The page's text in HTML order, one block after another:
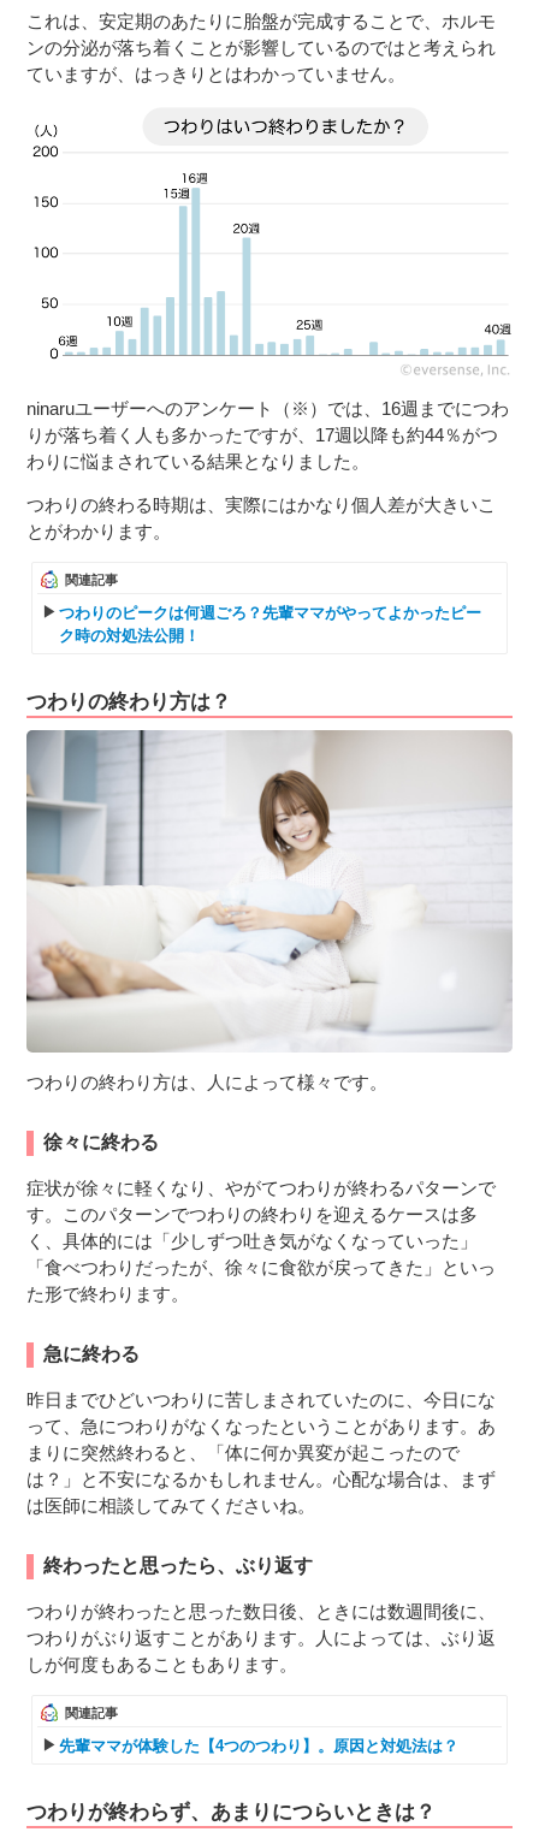
これは、安定期のあたりに胎盤が完成することで、ホルモ
ンの分泌が落ち着くことが影響しているのではと考えられ
ていますが、はっきりとはわかっていません。
ninaruユーザーへのアンケート（※）では、16週までにつわ
りが落ち着く人も多かったですが、17週以降も約44％がつ
わりに悩まされている結果となりました。
つわりの終わる時期は、実際にはかなり個人差が大きいこ
とがわかります。
関連記事
つわりのピークは何週ごろ？先輩ママがやってよかったピー
ク時の対処法公開！
つわりの終わり方は？
つわりの終わり方は、人によって様々です。
徐々に終わる
症状が徐々に軽くなり、やがてつわりが終わるパターンで
す。このパターンでつわりの終わりを迎えるケースは多
く、具体的には「少しずつ吐き気がなくなっていった」
「食べつわりだったが、徐々に食欲が戻ってきた」といっ
た形で終わります。
急に終わる
昨日までひどいつわりに苦しまされていたのに、今日にな
って、急につわりがなくなったということがあります。あ
まりに突然終わると、「体に何か異変が起こったので
は？」と不安になるかもしれません。心配な場合は、まず
は医師に相談してみてくださいね。
終わったと思ったら、ぶり返す
つわりが終わったと思った数日後、ときには数週間後に、
つわりがぶり返すことがあります。人によっては、ぶり返
しが何度もあることもあります。
関連記事
先輩ママが体験した【4つのつわり】。原因と対処法は？
つわりが終わらず、あまりにつらいときは？